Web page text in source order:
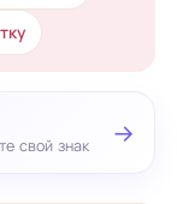
свой знак →